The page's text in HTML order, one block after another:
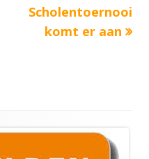
Volgende
bericht:
Scholentoernooi
komt er aan